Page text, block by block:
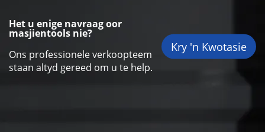
Het u enige navraag oor
masjientools nie?
Ons professionele verkoopteem
staan altyd gereed om u te help.
Kry 'n Kwotasie